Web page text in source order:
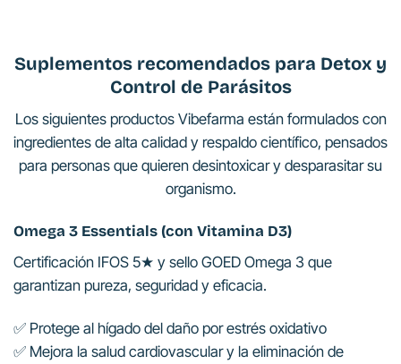
Suplementos recomendados para Detox y
Control de Parásitos
Los siguientes productos Vibefarma están formulados con
ingredientes de alta calidad y respaldo científico, pensados
para personas que quieren desintoxicar y desparasitar su
organismo.
Omega 3 Essentials (con Vitamina D3)
Certificación IFOS 5★ y sello GOED Omega 3 que
garantizan pureza, seguridad y eficacia.
✅ Protege al hígado del daño por estrés oxidativo
✅ Mejora la salud cardiovascular y la eliminación de